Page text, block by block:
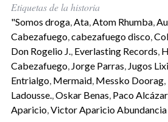
Etiquetas de la historia
"Somos droga,Ata,Atom Rhumba,
Cabezafuego,cabezafuego disco,
Don Rogelio J., Everlasting Records,
Cabezafuego, Jorge Parras, Jugos
Entrialgo, Mermaid, Messko Doorag,
Ladousse.,Oskar Benas, Paco Alcázar
Aparicio,Victor Aparicio Abundancia